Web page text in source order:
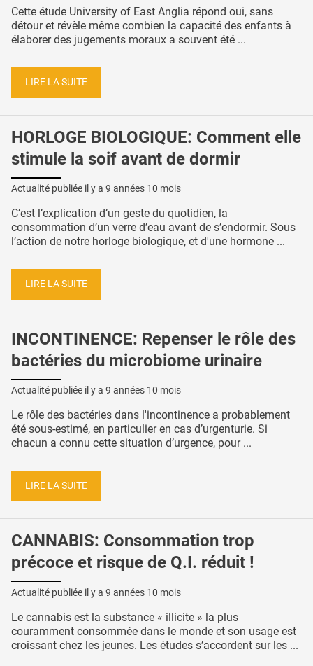
Cette étude University of East Anglia répond oui, sans
détour et révèle même combien la capacité des enfants à
élaborer des jugements moraux a souvent été ...
LIRE LA SUITE
HORLOGE BIOLOGIQUE: Comment elle
stimule la soif avant de dormir
Actualité publiée il y a 9 années 10 mois
C’est l’explication d’un geste du quotidien, la
consommation d’un verre d’eau avant de s’endormir. Sous
l’action de notre horloge biologique, et d'une hormone ...
LIRE LA SUITE
INCONTINENCE: Repenser le rôle des
bactéries du microbiome urinaire
Actualité publiée il y a 9 années 10 mois
Le rôle des bactéries dans l'incontinence a probablement
été sous-estimé, en particulier en cas d’urgenturie. Si
chacun a connu cette situation d’urgence, pour ...
LIRE LA SUITE
CANNABIS: Consommation trop
précoce et risque de Q.I. réduit !
Actualité publiée il y a 9 années 10 mois
Le cannabis est la substance « illicite » la plus
couramment consommée dans le monde et son usage est
croissant chez les jeunes. Les études s’accordent sur les ...